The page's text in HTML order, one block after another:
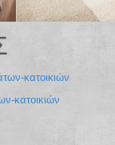
κατοικιών
κατοικιών